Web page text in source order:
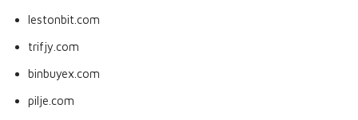
lestonbit.com
trifjy.com
binbuyex.com
pilje.com